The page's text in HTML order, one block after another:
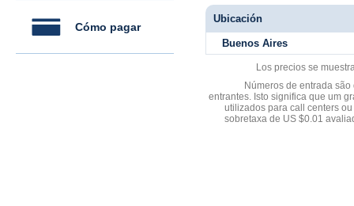
Cómo pagar
Ubicación
Buenos Aires
Los precios se
Números de entrada
entrantes. Isto significa que um
utilizados para call centers
sobretaxa de US $0.01